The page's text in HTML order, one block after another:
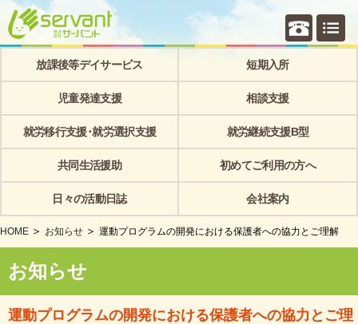
個別相
放課後等デイサービス 短期入所
児童発達支援 相談支援
就労移行支援･就労選択支援 就労継続支援B型
共同生活援助 初めてご利用の方へ
日々の活動日誌 会社案内
HOME お知らせ 運動プログラムの開発における保護者への協力とご理解
お知らせ
運動プログラムの開発における保護者への協力とご理